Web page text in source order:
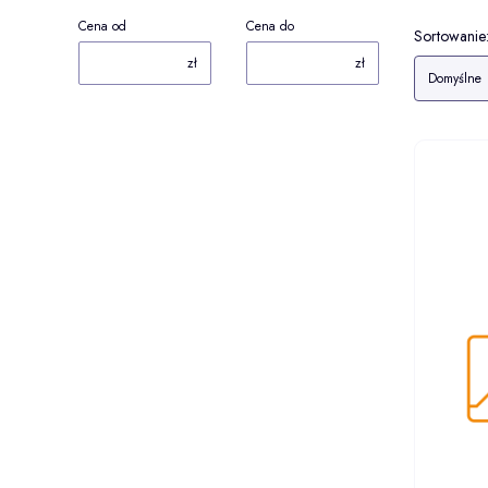
Cena od
zł
Cena do
zł
Lista
Sortowanie:
Domyślne